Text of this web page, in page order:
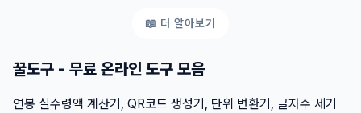
꿀도구 - 무료 온라인 도구 모음
연봉 실수령액 계산기, QR코드 생성기, 단위 변환기, 글자수 세기